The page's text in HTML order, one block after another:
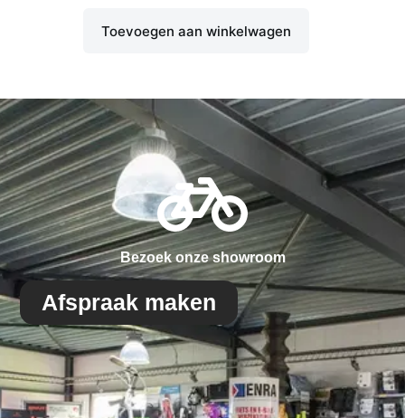
Toevoegen aan winkelwagen
Bezoek onze showroom
Afspraak maken